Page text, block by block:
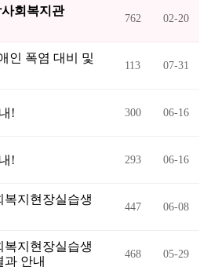
회복지관
762 02-20
인 폭염 대비 및
113 07-31
! 300 06-16
! 293 06-16
복지현장실습생
447 06-08
복지현장실습생
과 안내
468 05-29